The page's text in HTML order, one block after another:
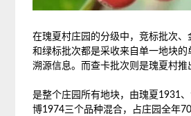
在瑰夏村庄园的分级中，竞标批次、
和绿标批次都是采收来自单一地块的
溯源信息。而查卡批次则是瑰夏村推
是整个庄园所有地块，由瑰夏1931
博1974三个品种混合，占庄园全年